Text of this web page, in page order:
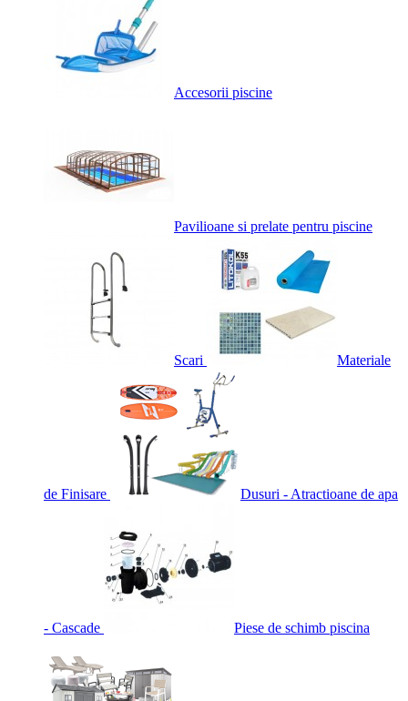
Accesorii piscine
Pavilioane si prelate pentru piscine
Scari Materiale
de Finisare Dusuri - Atractioane de apa
- Cascade Piese de schimb piscina